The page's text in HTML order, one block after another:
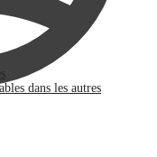
dans les autres